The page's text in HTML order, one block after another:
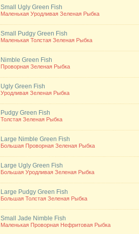
Small Ugly Green Fish
Маленькая Уродливая Зеленая Рыбка
Small Pudgy Green Fish
Маленькая Толстая Зеленая Рыбка
Nimble Green Fish
Проворная Зеленая Рыбка
Ugly Green Fish
Уродливая Зеленая Рыбка
Pudgy Green Fish
Толстая Зеленая Рыбка
Large Nimble Green Fish
Большая Проворная Зеленая Рыбка
Large Ugly Green Fish
Большая Уродливая Зеленая Рыбка
Large Pudgy Green Fish
Большая Толстая Зеленая Рыбка
Small Jade Nimble Fish
Маленькая Проворная Нефритовая Рыбка